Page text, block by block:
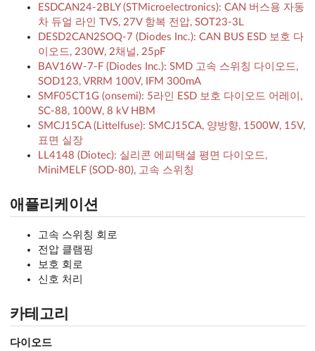
ESDCAN24-2BLY (STMicroelectronics): CAN 버스용 자동
차 듀얼 라인 TVS, 27V 항복 전압, SOT23-3L
DESD2CAN2SOQ-7 (Diodes Inc.): CAN BUS ESD 보호 다
이오드, 230W, 2채널, 25pF
BAV16W-7-F (Diodes Inc.): SMD 고속 스위칭 다이오드,
SOD123, VRRM 100V, IFM 300mA
SMF05CT1G (onsemi): 5라인 ESD 보호 다이오드 어레이,
SC-88, 100W, 8 kV HBM
SMCJ15CA (Littelfuse): SMCJ15CA, 양방향, 1500W, 15V,
표면 실장
LL4148 (Diotec): 실리콘 에피택셜 평면 다이오드,
MiniMELF (SOD-80), 고속 스위칭
애플리케이션
고속 스위칭 회로
전압 클램핑
보호 회로
신호 처리
카테고리
다이오드